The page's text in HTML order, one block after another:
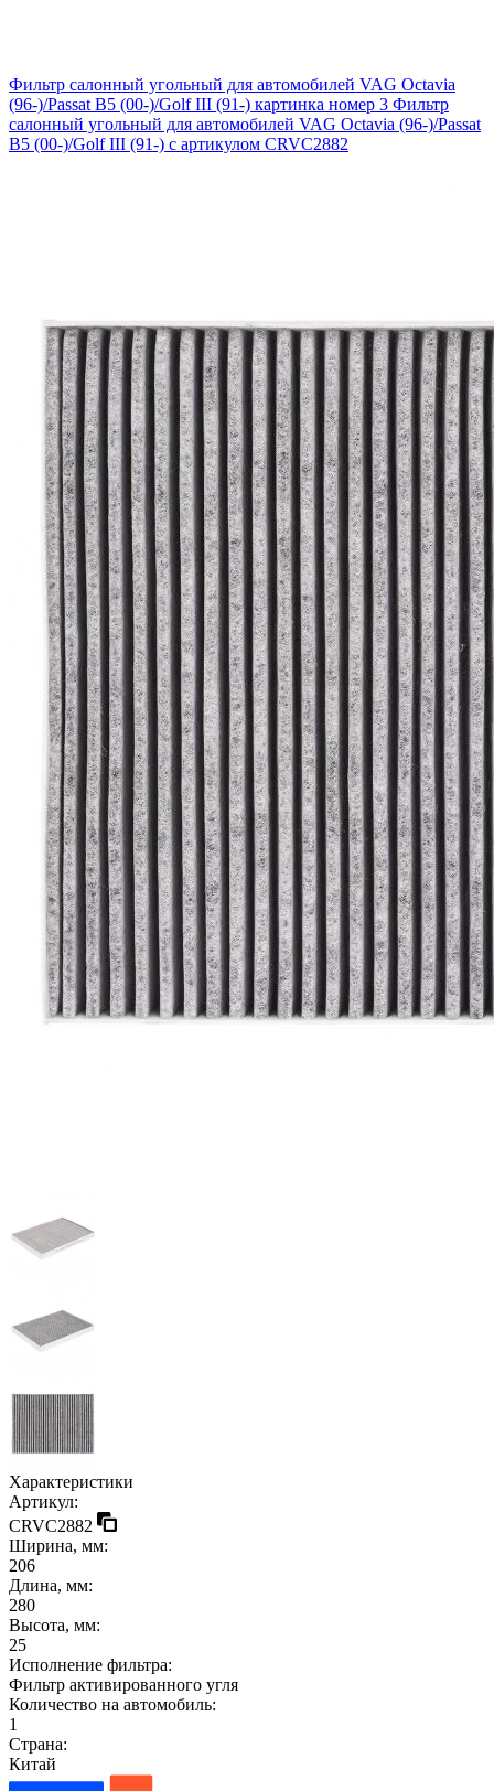
Фильтр салонный угольный для автомобилей VAG Octavia
(96-)/Passat B5 (00-)/Golf III (91-) картинка номер 3 Фильтр
салонный угольный для автомобилей VAG Octavia (96-)/Passat
B5 (00-)/Golf III (91-) с артикулом CRVC2882
Характеристики
Артикул:
CRVC2882
Ширина, мм:
206
Длина, мм:
280
Высота, мм:
25
Исполнение фильтра:
Фильтр активированного угля
Количество на автомобиль:
1
Страна:
Китай